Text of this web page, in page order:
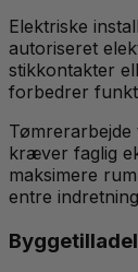
Elektriske
autoriseret
stikkontakter
forbedrer
Tømrerarbejde
kræver faglig
maksimere
entre